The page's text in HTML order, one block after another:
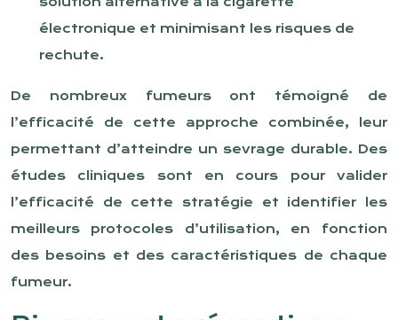
électronique et minimisant les risques de
rechute.
De nombreux fumeurs ont témoigné de
l’efficacité de cette approche combinée, leur
permettant d’atteindre un sevrage durable. Des
études cliniques sont en cours pour valider
l’efficacité de cette stratégie et identifier les
meilleurs protocoles d’utilisation, en fonction
des besoins et des caractéristiques de chaque
fumeur.